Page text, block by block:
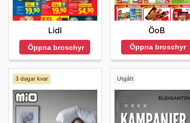
Lidl
Öppna broschyr
ÖoB
Öppna broschyr
3 dagar kvar Utgått